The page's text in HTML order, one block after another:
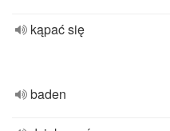
kąpać się
baden